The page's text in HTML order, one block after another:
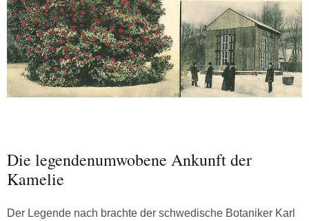
Die legendenumwobene Ankunft der
Kamelie
Der Legende nach brachte der schwedische Botaniker Karl